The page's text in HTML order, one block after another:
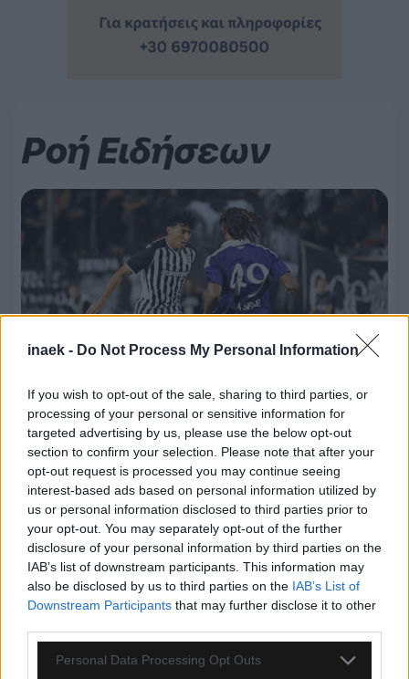
inaek - Do Not Process My Personal Information
If you wish to opt-out of the sale, sharing to third parties, or
processing of your personal or sensitive information for
targeted advertising by us, please use the below opt-out
section to confirm your selection. Please note that after your
opt-out request is processed you may continue seeing
interest-based ads based on personal information utilized by
us or personal information disclosed to third parties prior to
your opt-out. You may separately opt-out of the further
disclosure of your personal information by third parties on the
IAB’s list of downstream participants. This information may
also be disclosed by us to third parties on the IAB’s List of
Downstream Participants that may further disclose it to other
Please note that this website/app uses one or more Google
Personal Data Processing Opt Outs
Ροή Ειδήσεων
07.08.2026, 00:08
Βαθμολογία UEFA: Έχασε έδαφος η Ελλάδα μετά
την άσχημη ευρωπαϊκή εβδομάδα των ομάδων